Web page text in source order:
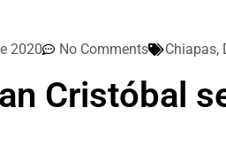
2020 No Comments Chiapas,
Cristóbal